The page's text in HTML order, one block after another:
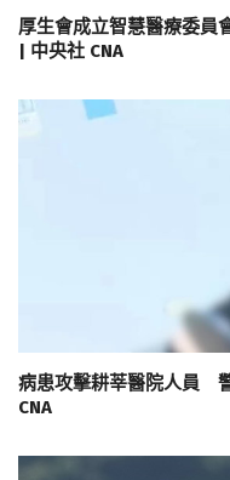
厚生會成立智慧醫療委
| 中央社 CNA
病患攻擊耕莘醫院人員
CNA